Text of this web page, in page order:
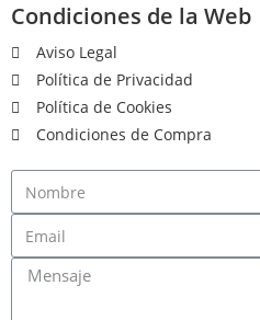
Condiciones de la Web
Aviso Legal
Política de Privacidad
Política de Cookies
Condiciones de Compra